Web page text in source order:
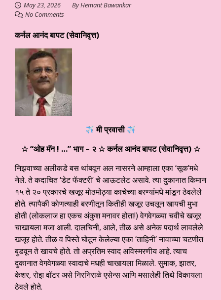
May 23, 2026 ByHemant Bawankar
No Comments
कर्नल आनंद बापट (सेवानिवृत्त)
मी प्रवासी
☆ “ओह मॅन ! …” भाग – २☆ कर्नल आनंद बापट (सेवानिवृत्त) ☆
निझवाच्या अलीकडे बस थांबवून अल नासरने आम्हाला एका ‘सूक’मधे
नेले. ते कदाचित ‘डेट फॅक्टरी’ चे आऊटलेट असावे. त्या दुकानात किमान
१५ ते २० प्रकारचे खजूर मोठमोठ्या काचेच्या बरण्यांमधे मांडून ठेवलेले
होते. त्यापैकी कोणत्याही बरणीतून कितीही खजूर उचलून खायची मुभा
होती (लोकलाज हा एकच अंकुश मनावर होता!) वेगवेगळ्या चवीचे खजूर
चाखायला मजा आली. दालचिनी, आले, तीळ असे अनेक पदार्थ लावलेले
खजूर होते. तीळ व पिस्ते घोटून केलेल्या एका ‘ताहिनी’ नावाच्या चटणीत
बुडवून ते खायचे होते. तो अप्रतिम स्वाद अविस्मरणीय आहे. त्याच
दुकानात वेगवेगळ्या स्वादाचे मधही चाखायला मिळाले. सुमाक, झातर,
केशर, रोझ वॉटर असे निरनिराळे एसेन्स आणि मसालेही तिथे विकायला
ठेवले होते.